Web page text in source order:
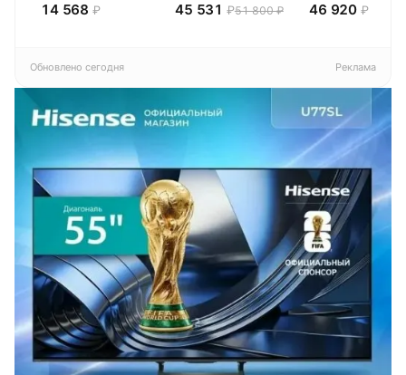
Смарт ТВ HD
14 568 ₽
(2026) Смарт ТВ
45 531 ₽51 800 ₽
Snapdragon 8,
46 920 ₽
Обновлено сегодня Реклама